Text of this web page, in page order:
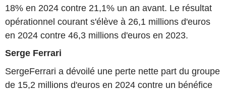
18% en 2024 contre 21,1% un an avant. Le résultat
opérationnel courant s'élève à 26,1 millions d'euros
en 2024 contre 46,3 millions d'euros en 2023.
Serge Ferrari
SergeFerrari a dévoilé une perte nette part du groupe
de 15,2 millions d'euros en 2024 contre un bénéfice